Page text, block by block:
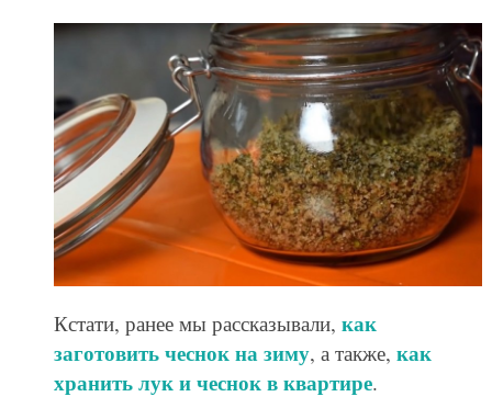
Кстати, ранее мы рассказывали, как
заготовить чеснок на зиму, а также, как
хранить лук и чеснок в квартире.